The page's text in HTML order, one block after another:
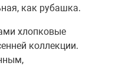
как рубашка.
хлопковые
коллекции.